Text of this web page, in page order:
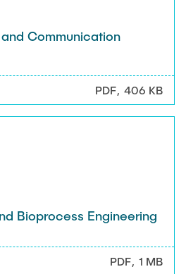
Communication
PDF 406 KB
Bioprocess Engineering
PDF 1 MB